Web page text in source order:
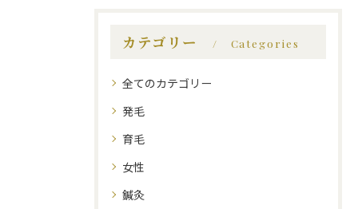
カテゴリー Categories
全てのカテゴリー
発毛
育毛
女性
鍼灸